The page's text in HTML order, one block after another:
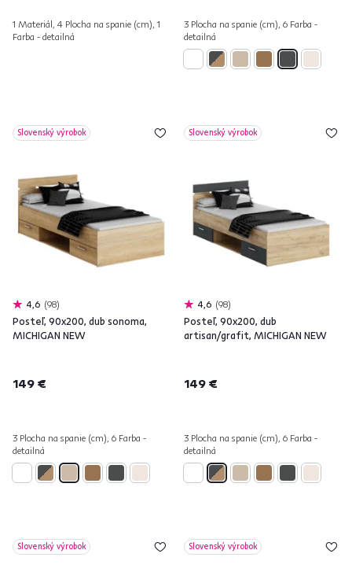
1 Materiál, 4 Plocha na spanie (cm), 1
Farba - detailná
3 Plocha na spanie (cm), 6 Farba -
detailná
Slovenský výrobok
4,6 98
Posteľ, 90x200, dub sonoma,
MICHIGAN NEW
149 €
3 Plocha na spanie (cm), 6 Farba -
detailná
Slovenský výrobok
4,6 98
Posteľ, 90x200, dub
artisan/grafit, MICHIGAN NEW
149 €
3 Plocha na spanie (cm), 6 Farba -
detailná
Slovenský výrobok Slovenský výrobok